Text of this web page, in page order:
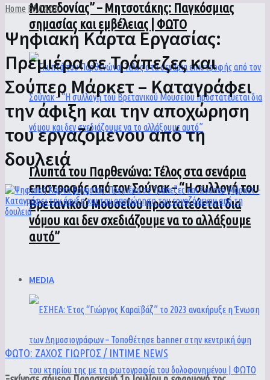
Μακεδονίας” – Μητσοτάκης: Παγκόσμιας
σημασίας και εμβέλειας | ΦΩΤΟ
Γλυπτά του Παρθενώνα: Τέλος στα σενάρια
επιστροφής από τον Σούνακ – “Η συλλογή του
Βρετανικού Μουσείου προστατεύεται δια
νόμου και δεν σχεδιάζουμε να το αλλάξουμε
αυτό”
MEDIA
Home ΕΛΛΑΔΑ
Ψηφιακή Κάρτα Εργασίας:
Πρεμιέρα σε Τράπεζες και
Σούπερ Μάρκετ – Καταγράφει
την άφιξη και την αποχώρηση
του εργαζόμενου από τη
δουλειά
ΦΩΤΟ: ΖΑΧΟΣ ΓΙΩΡΓΟΣ / INTIME NEWS